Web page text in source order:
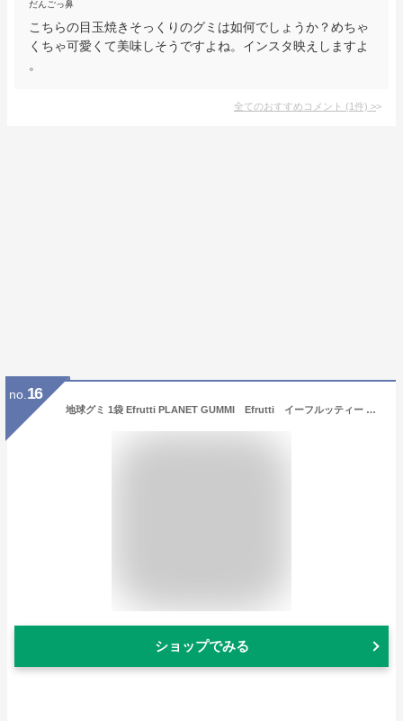
だんごっ鼻
こちらの目玉焼きそっくりのグミは如何でしょうか？めちゃ
くちゃ可愛くて美味しそうですよね。インスタ映えしますよ
。
全てのおすすめコメント (1件) >
no. 16
地球グミ 1袋 Efrutti PLANET GUMMI Efrutti イーフルッティー プラネットグミ グミプラネット グミ地球 おもしろお菓子 面白お菓子 誕生日 プレゼント クリスマス ハロウィン 海外お菓子 海外グミ Efruttiグミ イーフルッティーグミ トロ―リ地球グミ
ショップでみる